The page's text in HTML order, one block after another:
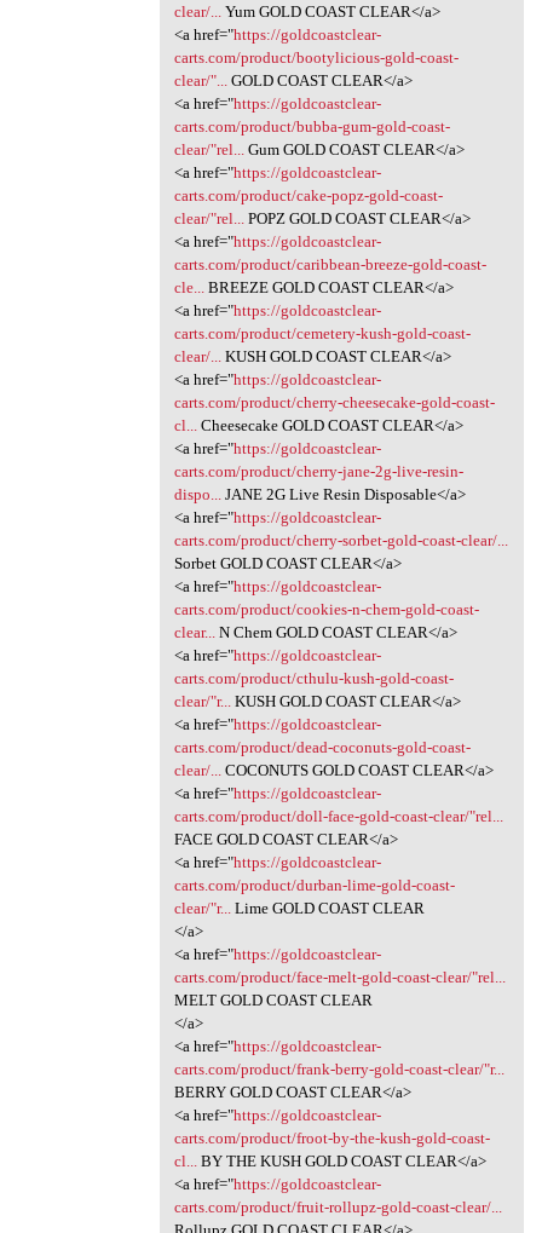
clear/...
Yum GOLD COAST CLEAR</a>
<a href="https://goldcoastclear-
carts.com/product/bootylicious-gold-coast-
clear/"...
GOLD COAST CLEAR</a>
<a href="https://goldcoastclear-
carts.com/product/bubba-gum-gold-coast-
clear/"rel...
Gum GOLD COAST CLEAR</a>
<a href="https://goldcoastclear-
carts.com/product/cake-popz-gold-coast-
clear/"rel...
POPZ GOLD COAST CLEAR</a>
<a href="https://goldcoastclear-
carts.com/product/caribbean-breeze-gold-coast-
cle...
BREEZE GOLD COAST CLEAR</a>
<a href="https://goldcoastclear-
carts.com/product/cemetery-kush-gold-coast-
clear/...
KUSH GOLD COAST CLEAR</a>
<a href="https://goldcoastclear-
carts.com/product/cherry-cheesecake-gold-coast-
cl...
Cheesecake GOLD COAST CLEAR</a>
<a href="https://goldcoastclear-
carts.com/product/cherry-jane-2g-live-resin-
dispo...
JANE 2G Live Resin Disposable</a>
<a href="https://goldcoastclear-
carts.com/product/cherry-sorbet-gold-coast-clear/...
Sorbet GOLD COAST CLEAR</a>
<a href="https://goldcoastclear-
carts.com/product/cookies-n-chem-gold-coast-
clear...
N Chem GOLD COAST CLEAR</a>
<a href="https://goldcoastclear-
carts.com/product/cthulu-kush-gold-coast-
clear/"r...
KUSH GOLD COAST CLEAR</a>
<a href="https://goldcoastclear-
carts.com/product/dead-coconuts-gold-coast-
clear/...
COCONUTS GOLD COAST CLEAR</a>
<a href="https://goldcoastclear-
carts.com/product/doll-face-gold-coast-clear/"rel...
FACE GOLD COAST CLEAR</a>
<a href="https://goldcoastclear-
carts.com/product/durban-lime-gold-coast-
clear/"r...
Lime GOLD COAST CLEAR
</a>
<a href="https://goldcoastclear-
carts.com/product/face-melt-gold-coast-clear/"rel...
MELT GOLD COAST CLEAR
</a>
<a href="https://goldcoastclear-
carts.com/product/frank-berry-gold-coast-clear/"r...
BERRY GOLD COAST CLEAR</a>
<a href="https://goldcoastclear-
carts.com/product/froot-by-the-kush-gold-coast-
cl...
BY THE KUSH GOLD COAST CLEAR</a>
<a href="https://goldcoastclear-
carts.com/product/fruit-rollupz-gold-coast-clear/...